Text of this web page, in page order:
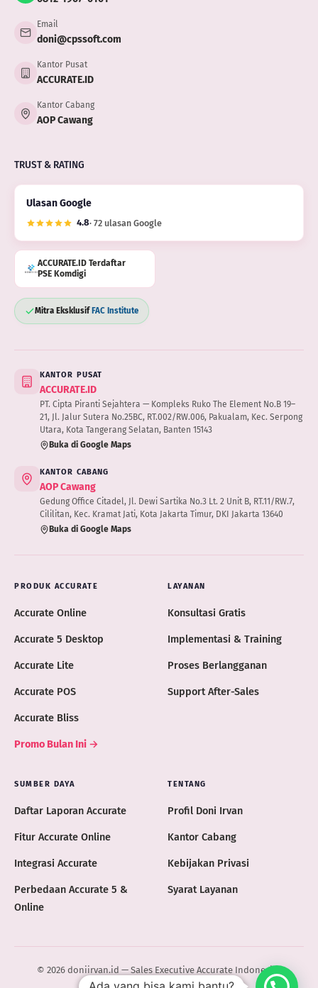
Email
doni@cpssoft.com
Kantor Pusat
ACCURATE.ID
Kantor Cabang
AOP Cawang
TRUST & RATING
Ulasan Google
4.8· 72 ulasan Google
ACCURATE.ID Terdaftar
PSE Komdigi
Mitra Eksklusif FAC Institute
KANTOR PUSAT
ACCURATE.ID
PT. Cipta Piranti Sejahtera — Kompleks Ruko The Element No.B 19–
21, Jl. Jalur Sutera No.25BC, RT.002/RW.006, Pakualam, Kec. Serpong
Utara, Kota Tangerang Selatan, Banten 15143
Buka di Google Maps
KANTOR CABANG
AOP Cawang
Gedung Office Citadel, Jl. Dewi Sartika No.3 Lt. 2 Unit B, RT.11/RW.7,
Cililitan, Kec. Kramat Jati, Kota Jakarta Timur, DKI Jakarta 13640
Buka di Google Maps
PRODUK ACCURATE
Accurate Online
Accurate 5 Desktop
Accurate Lite
Accurate POS
Accurate Bliss
Promo Bulan Ini →
LAYANAN
Konsultasi Gratis
Implementasi & Training
Proses Berlangganan
Support After-Sales
SUMBER DAYA
Daftar Laporan Accurate
Fitur Accurate Online
Integrasi Accurate
Perbedaan Accurate 5 &
Online
TENTANG
Profil Doni Irvan
Kantor Cabang
Kebijakan Privasi
Syarat Layanan
© 2026 doniirvan.id — Sales Executive Accurate Indonesia ·
ACCURATE.ID